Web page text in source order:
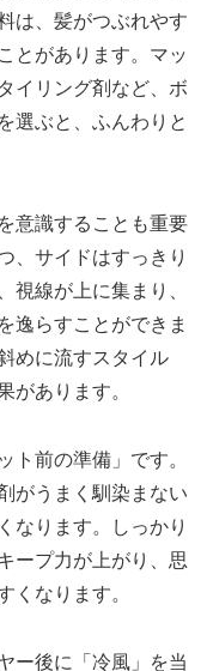
は、髪がつぶれやす
とがあります。マッ
イリング剤など、ボ
選ぶと、ふんわりと
意識することも重要
、サイドはすっきり
視線が上に集まり、
逸らすことができま
めに流すスタイル
があります。
ト前の準備」です。
がうまく馴染まない
なります。しっかり
ープ力が上がり、思
くなります。
ー後に「冷風」を当